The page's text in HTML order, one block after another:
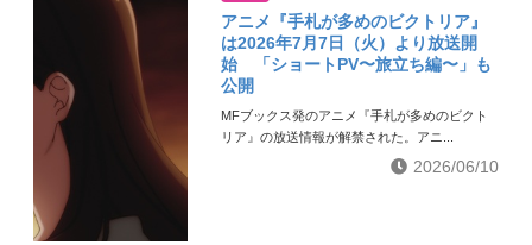
アニメ『手札が多めのビクトリア』
は2026年7月7日（火）より放送開
始 「ショートPV〜旅立ち編〜」も
公開
MFブックス発のアニメ『手札が多めのビクト
リア』の放送情報が解禁された。アニ...
2026/06/10